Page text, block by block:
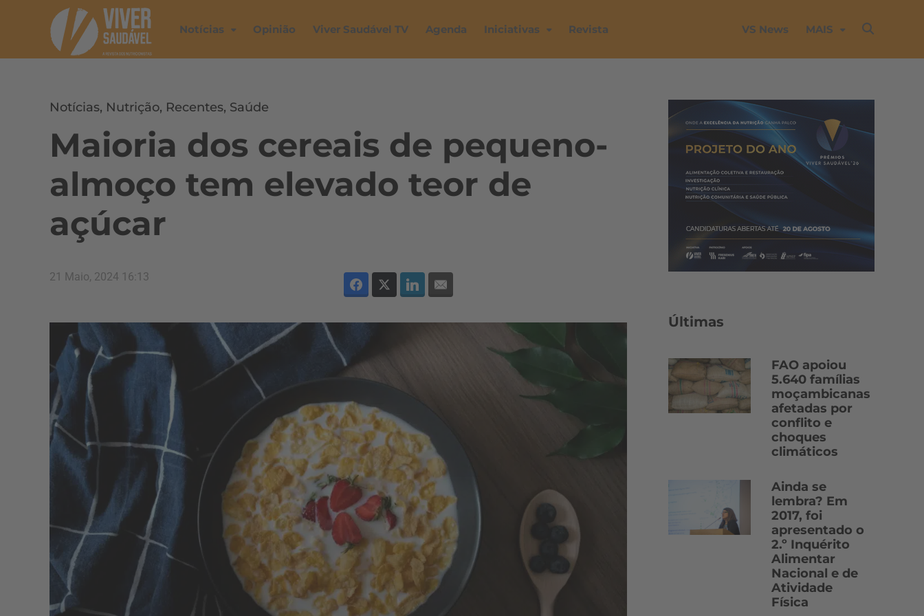
Notícias Opinião Viver Saudável TV Agenda Iniciativas Revista VS News MAIS
Notícias, Nutrição, Recentes, Saúde
Maioria dos cereais de pequeno-
almoço tem elevado teor de
açúcar
21 Maio, 2024 16:13
Últimas
FAO apoiou
5.640 famílias
moçambicanas
afetadas por
conflito e
choques
climáticos
Ainda se
lembra? Em
2017, foi
apresentado o
2.º Inquérito
Alimentar
Nacional e de
Atividade
Física